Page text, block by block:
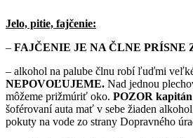
Jelo, pitie, fajčenie:
– FAJČENIE JE NA ČLNE PRÍSNE
– alkohol na palube člnu robí ľuďmi
NEPOVOĽUJEME. Nad jednou
môžeme prižmúriť oko. POZOR kapitán
šoférovaní auta mať v sebe žiaden
pokuty na vode zo strany Dopravného